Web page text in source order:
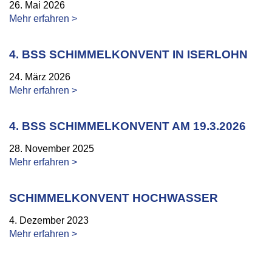
26. Mai 2026
Mehr erfahren >
4. BSS SCHIMMELKONVENT IN ISERLOHN
24. März 2026
Mehr erfahren >
4. BSS SCHIMMELKONVENT AM 19.3.2026
28. November 2025
Mehr erfahren >
SCHIMMELKONVENT HOCHWASSER
4. Dezember 2023
Mehr erfahren >